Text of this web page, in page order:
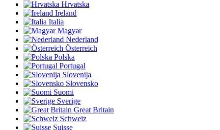
Hrvatska
Ireland
Italia
Magyar
Nederland
Österreich
Polska
Portugal
Slovenija
Slovensko
Suomi
Sverige
Great Britain
Schweiz
Suisse